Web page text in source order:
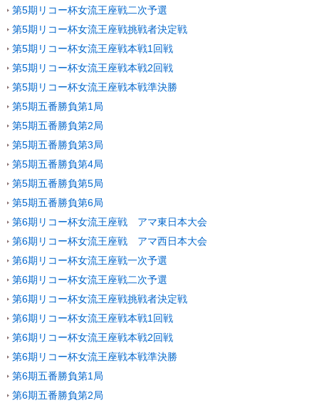
第5期リコー杯女流王座戦二次予選
第5期リコー杯女流王座戦挑戦者決定戦
第5期リコー杯女流王座戦本戦1回戦
第5期リコー杯女流王座戦本戦2回戦
第5期リコー杯女流王座戦本戦準決勝
第5期五番勝負第1局
第5期五番勝負第2局
第5期五番勝負第3局
第5期五番勝負第4局
第5期五番勝負第5局
第5期五番勝負第6局
第6期リコー杯女流王座戦 アマ東日本大会
第6期リコー杯女流王座戦 アマ西日本大会
第6期リコー杯女流王座戦一次予選
第6期リコー杯女流王座戦二次予選
第6期リコー杯女流王座戦挑戦者決定戦
第6期リコー杯女流王座戦本戦1回戦
第6期リコー杯女流王座戦本戦2回戦
第6期リコー杯女流王座戦本戦準決勝
第6期五番勝負第1局
第6期五番勝負第2局